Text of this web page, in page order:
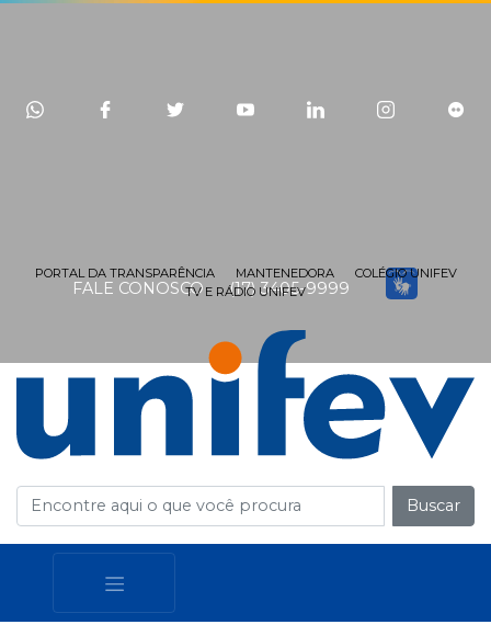
FALE CONOSCO (17) 3405-9999
PORTAL DA TRANSPARÊNCIA MANTENEDORA
COLÉGIO UNIFEV
TV E RÁDIO UNIFEV
Buscar